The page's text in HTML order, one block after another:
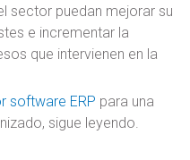
sector puedan mejorar su
e incrementar la
que intervienen en la
software ERP para una
sigue leyendo.